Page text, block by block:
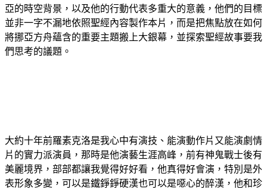
亞的時空背景，以及他的行動代表多重大的意義，他們的目標
並非一字不漏地依照聖經內容製作本片，而是把焦點放在如何
將挪亞方舟蘊含的重要主題搬上大銀幕，並探索聖經故事要我
們思考的議題。
大約十年前羅素克洛是我心中有演技、能演動作片又能演劇情
片的實力派演員，那時是他演藝生涯高峰，前有神鬼戰士後有
美麗境界，部部都讓我覺得好好看，他真得好會演，特別是外
表形象多變，可以是鐵錚錚硬漢也可以是噁心的醉漢，他和珍